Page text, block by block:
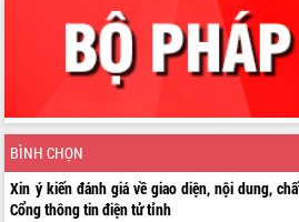
BÌNH CHỌN
Xin ý kiến đánh giá về giao diện, nội dung,
Cổng thông tin điện tử tỉnh